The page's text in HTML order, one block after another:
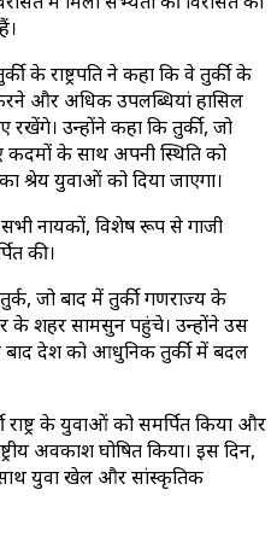
राष्ट्रपति ने कहा कि वे तुर्की के
और अधिक उपलब्धियां हासिल
उन्होंने कहा कि तुर्की, जो
के साथ अपनी स्थिति को
युवाओं को दिया जाएगा।
सभी नायकों, विशेष रूप से गाजी
की।
जो बाद में तुर्की गणराज्य के
के शहर सामसुन पहुंचे। उन्होंने उस
देश को आधुनिक तुर्की में बदल
के युवाओं को समर्पित किया और
अवकाश घोषित किया। इस दिन,
युवा खेल और सांस्कृतिक